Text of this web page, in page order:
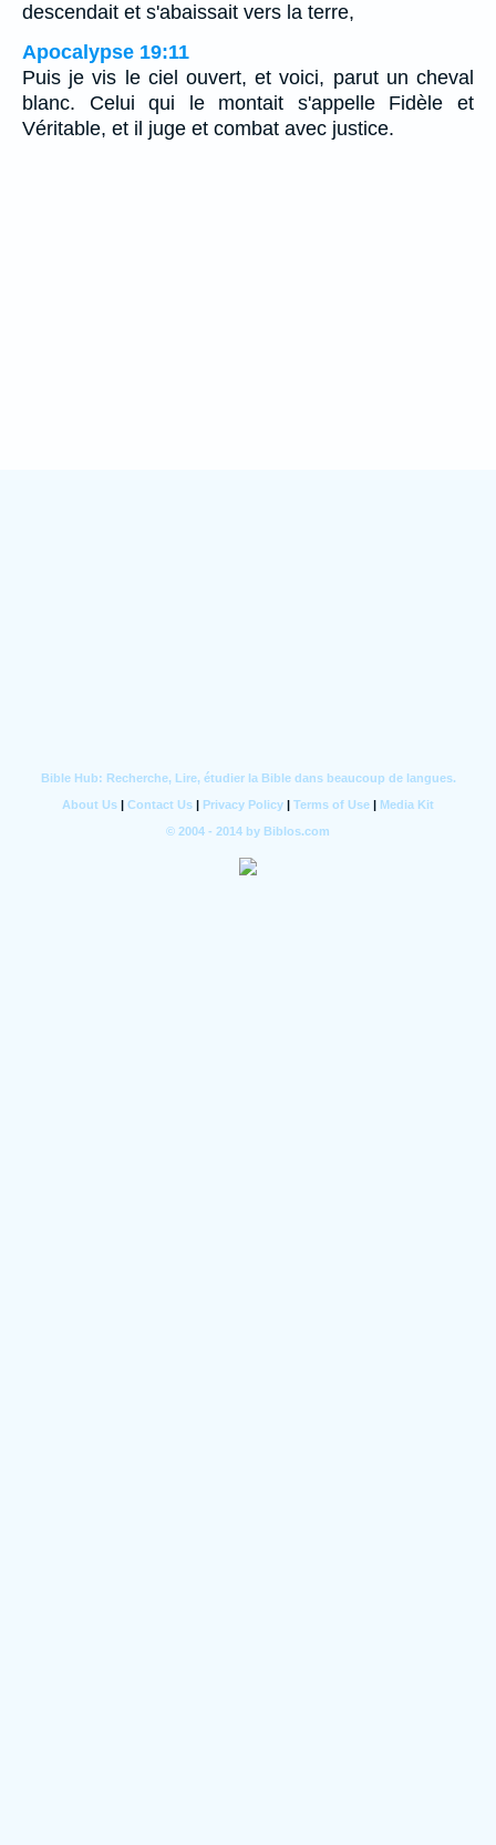
descendait et s'abaissait vers la terre,
Apocalypse 19:11
Puis je vis le ciel ouvert, et voici, parut un cheval
blanc. Celui qui le montait s'appelle Fidèle et
Véritable, et il juge et combat avec justice.